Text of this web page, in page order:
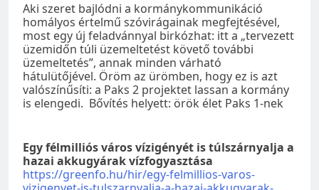
Aki szeret bajlódni a kormánykommunikáció
homályos értelmű szóvirágainak megfejtésével,
most egy új feladvánnyal birkózhat: itt a „tervezett
üzemidőn túli üzemeltetést követő további
üzemeltetés”, annak minden várható
hátulütőjével. Öröm az ürömben, hogy ez is azt
valószínűsíti: a Paks 2 projektet lassan a kormány
is elengedi. Bővítés helyett: örök élet Paks 1-nek
Egy félmilliós város vízigényét is túlszárnyalja a
hazai akkugyárak vízfogyasztása
https://greenfo.hu/hir/egy-felmillios-varos-